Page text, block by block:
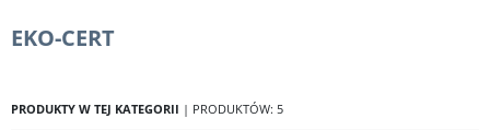
EKO-CERT
PRODUKTY W TEJ KATEGORII | PRODUKTÓW: 5